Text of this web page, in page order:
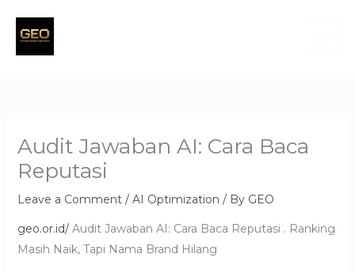
Audit Jawaban AI: Cara Baca
Reputasi
Leave a Comment / AI Optimization / By GEO
geo.or.id/Audit Jawaban AI: Cara Baca Reputasi . Ranking
Masih Naik, Tapi Nama Brand Hilang